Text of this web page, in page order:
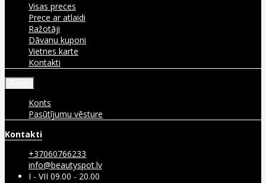
Visas preces
Prece ar atlaidi
Ražotāji
Dāvanu kuponi
Vietnes karte
Kontakti
Konts
Pasūtījumu vēsture
Kontakti
+37060766233
info@beautyspot.lv
I - VII 09.00 - 20.00